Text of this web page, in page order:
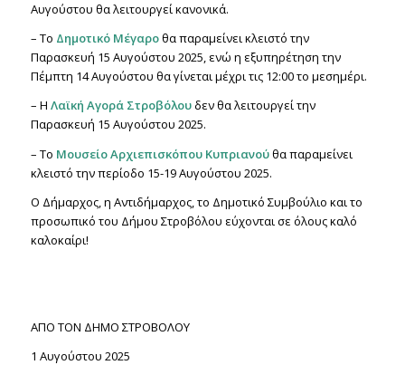
Αυγούστου θα λειτουργεί κανονικά.
– Το Δημοτικό Μέγαροθα παραμείνει κλειστό την
Παρασκευή 15 Αυγούστου 2025, ενώ η εξυπηρέτηση την
Πέμπτη 14 Αυγούστου θα γίνεται μέχρι τις 12:00 το μεσημέρι.
– Η Λαϊκή Αγορά Στροβόλουδεν θα λειτουργεί την
Παρασκευή 15 Αυγούστου 2025.
– Το Μουσείο Αρχιεπισκόπου Κυπριανούθα παραμείνει
κλειστό την περίοδο 15-19 Αυγούστου 2025.
Ο Δήμαρχος, η Αντιδήμαρχος, το Δημοτικό Συμβούλιο και το
προσωπικό του Δήμου Στροβόλου εύχονται σε όλους καλό
καλοκαίρι!
ΑΠΟ ΤΟΝ ΔΗΜΟ ΣΤΡΟΒΟΛΟΥ
1 Αυγούστου 2025